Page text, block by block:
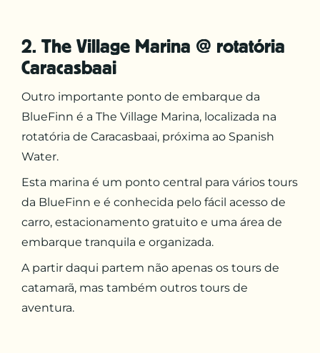
2. The Village Marina @ rotatória
Caracasbaai
Outro importante ponto de embarque da
BlueFinn é a The Village Marina, localizada na
rotatória de Caracasbaai, próxima ao Spanish
Water.
Esta marina é um ponto central para vários tours
da BlueFinn e é conhecida pelo fácil acesso de
carro, estacionamento gratuito e uma área de
embarque tranquila e organizada.
A partir daqui partem não apenas os tours de
catamarã, mas também outros tours de
aventura.